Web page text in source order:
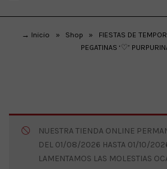
→ Inicio » Shop » FIESTAS DE
PEGATINAS ‘♡’
NUESTRA TIENDA ONLINE
DEL 01/08/2026 HASTA 01/10/
LAMENTAMOS LAS MOLESTIAS